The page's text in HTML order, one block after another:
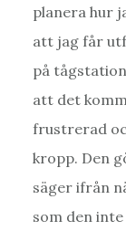
planera hur
att jag får
på
att det
frustrerad
kropp. Den
säger ifrån
som den